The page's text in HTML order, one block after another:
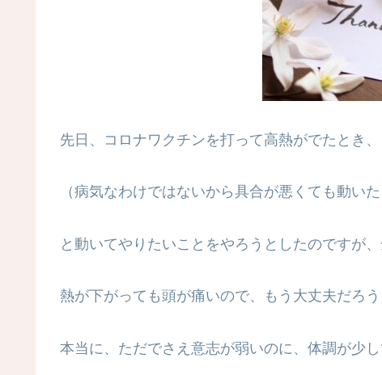
先日、コロナワクチンを打って高熱がでたとき、
（病気なわけではないから具合が悪くても動い
と動いてやりたいことをやろうとしたのですが
熱が下がっても頭が痛いので、もう大丈夫だろう
本当に、ただでさえ意志が弱いのに、体調が少